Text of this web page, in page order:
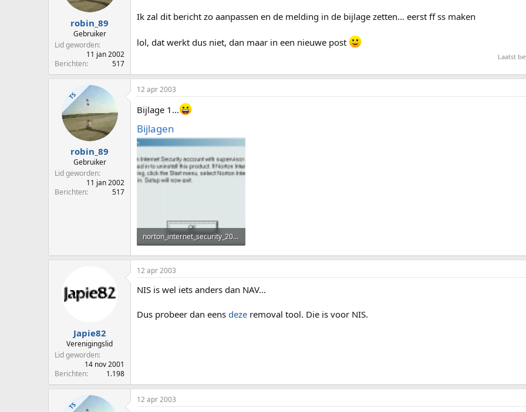
robin_89
Gebruiker
Lid geworden
11 jan 2002
Berichten
517
Ik zal dit bericht zo aanpassen en de melding in de bijlage zetten... eerst ff ss maken
lol, dat werkt dus niet, dan maar in een nieuwe post
Laatst
TS
robin_89
Gebruiker
Lid geworden
11 jan 2002
Berichten
517
12 apr 2003
Bijlage 1...
Bijlagen
norton_internet_security_2003.gif
8,8 KB · Weergaven: 40
Japie82
Verenigingslid
Lid geworden
14 nov 2001
Berichten
1.198
12 apr 2003
NIS is wel iets anders dan NAV...
Dus probeer dan eens deze removal tool. Die is voor NIS.
TS
12 apr 2003